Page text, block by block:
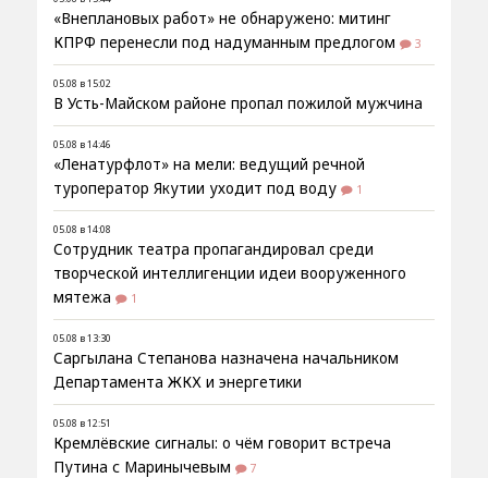
«Внеплановых работ» не обнаружено: митинг
КПРФ перенесли под надуманным предлогом
3
05.08 в 15:02
В Усть-Майском районе пропал пожилой мужчина
05.08 в 14:46
«Ленатурфлот» на мели: ведущий речной
туроператор Якутии уходит под воду
1
05.08 в 14:08
Сотрудник театра пропагандировал среди
творческой интеллигенции идеи вооруженного
мятежа
1
05.08 в 13:30
Саргылана Степанова назначена начальником
Департамента ЖКХ и энергетики
05.08 в 12:51
Кремлёвские сигналы: о чём говорит встреча
Путина с Маринычевым
7